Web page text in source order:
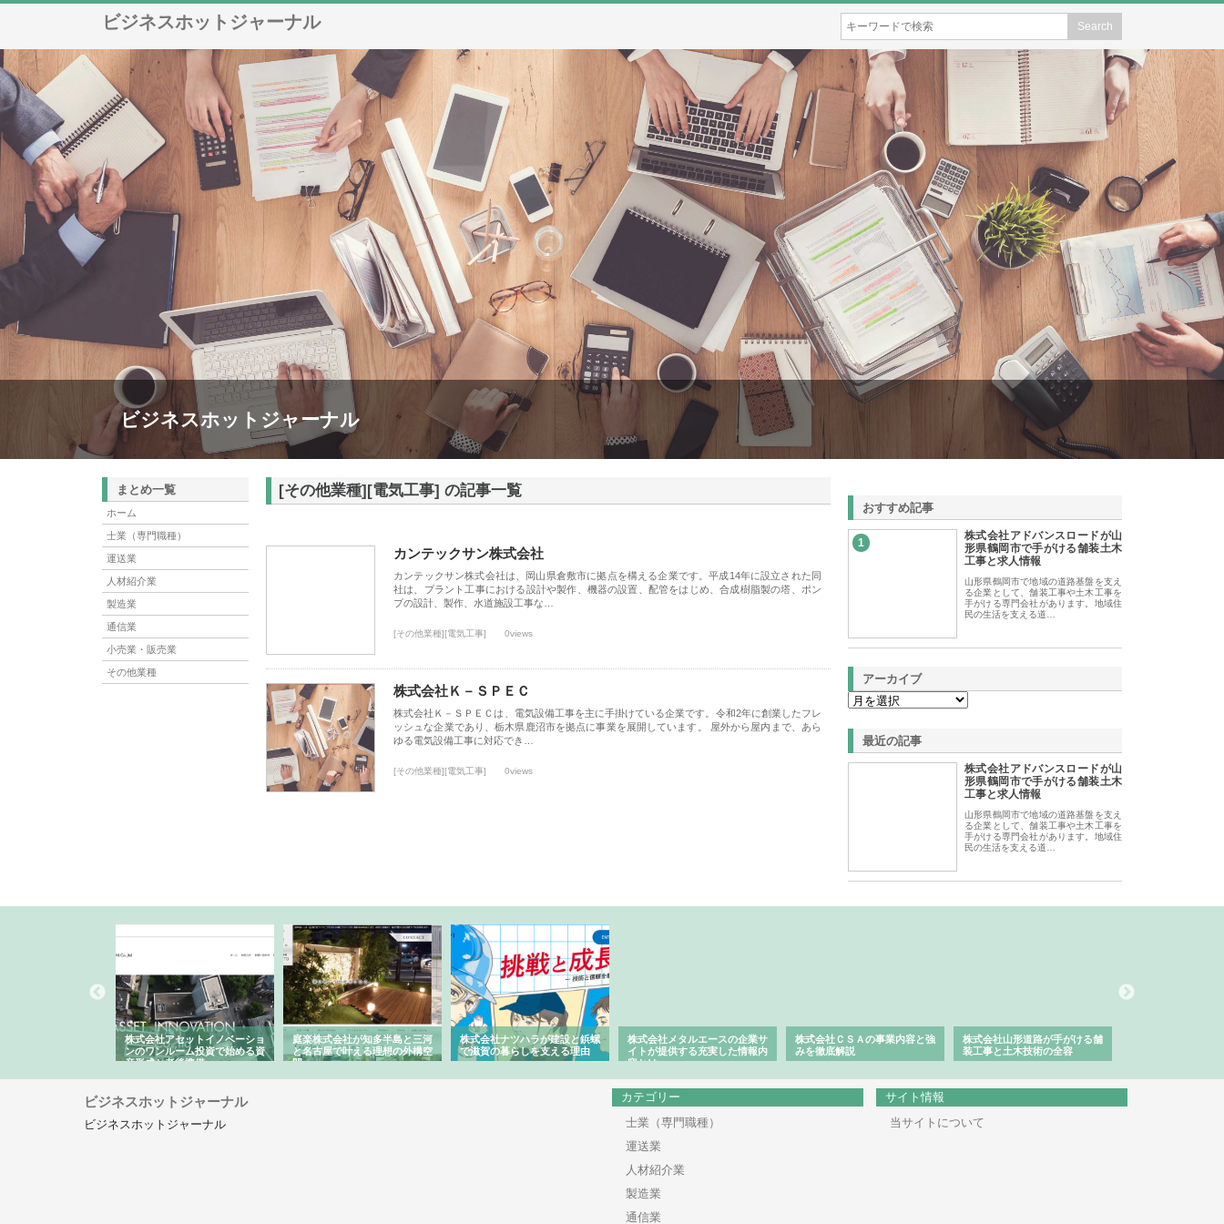
ビジネスホットジャーナル
ビジネスホットジャーナル
まとめ一覧
ホーム
士業（専門職種）
運送業
人材紹介業
製造業
通信業
小売業・販売業
その他業種
[その他業種][電気工事] の記事一覧
カンテックサン株式会社
カンテックサン株式会社は、岡山県倉敷市に拠点を構える企業です。平成14年に設立された同
社は、プラント工事における設計や製作、機器の設置、配管をはじめ、合成樹脂製の塔、ポン
プの設計、製作、水道施設工事な…
[その他業種][電気工事] 0views
株式会社Ｋ－ＳＰＥＣ
株式会社Ｋ－ＳＰＥＣは、電気設備工事を主に手掛けている企業です。令和2年に創業したフレ
ッシュな企業であり、栃木県鹿沼市を拠点に事業を展開しています。 屋外から屋内まで、あら
ゆる電気設備工事に対応でき…
[その他業種][電気工事] 0views
おすすめ記事
1
株式会社アドバンスロードが山
形県鶴岡市で手がける舗装土木
工事と求人情報
山形県鶴岡市で地域の道路基盤を支え
る企業として、舗装工事や土木工事を
手がける専門会社があります。地域住
民の生活を支える道…
アーカイブ
最近の記事
株式会社アドバンスロードが山
形県鶴岡市で手がける舗装土木
工事と求人情報
山形県鶴岡市で地域の道路基盤を支え
る企業として、舗装工事や土木工事を
手がける専門会社があります。地域住
民の生活を支える道…
株式会社アセットイノベーショ
ンのワンルーム投資で始める資
産形成と老後準備
庭楽株式会社が知多半島と三河
と名古屋で叶える理想の外構空
間
株式会社ナツハラが建設と鋲螺
で滋賀の暮らしを支える理由
株式会社メタルエースの企業サ
イトが提供する充実した情報内
容とは
株式会社ＣＳＡの事業内容と強
みを徹底解説
株式会社山形道路が手がける舗
装工事と土木技術の全容
ビジネスホットジャーナル
ビジネスホットジャーナル
カテゴリー
士業（専門職種）
運送業
人材紹介業
製造業
通信業
サイト情報
当サイトについて